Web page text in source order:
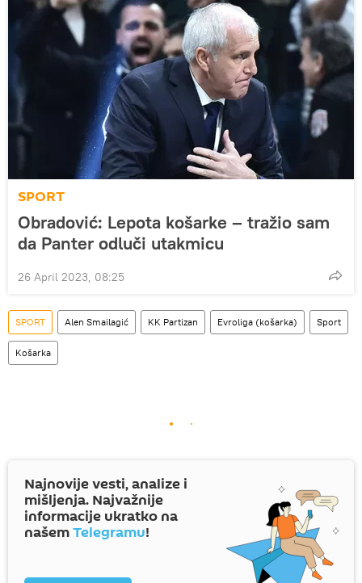
SPORT
Obradović: Lepota košarke – tražio sam
da Panter odluči utakmicu
26 April 2023, 08:25
SPORT Alen Smailagić KK Partizan Evroliga (košarka) Sport
Košarka
Najnovije vesti, analize i
mišljenja. Najvažnije
informacije ukratko na
našemTelegramu!